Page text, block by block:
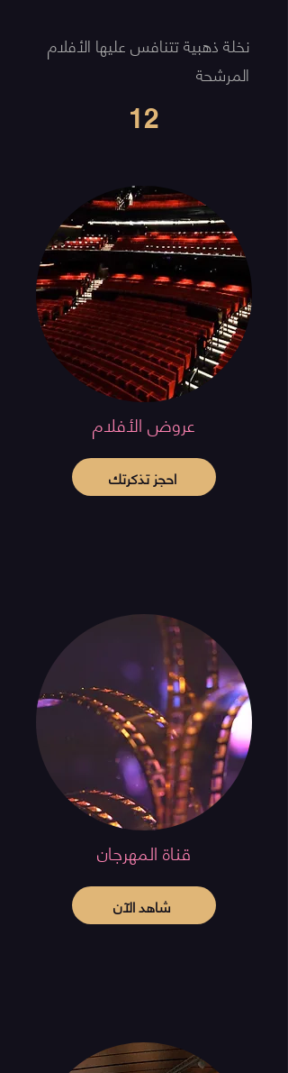
نخلة ذهبية تتنافس عليها الأفلام
المرشحة
12
عروض الأفلام
احجز تذكرتك
قناة المهرجان
شاهد الآن